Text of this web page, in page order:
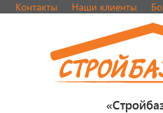
Контакты Наши клиенты